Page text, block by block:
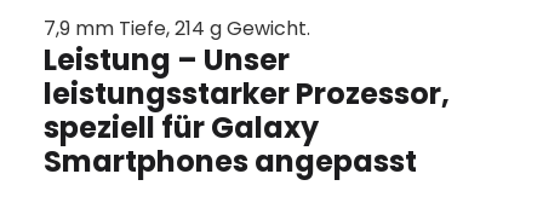
7,9 mm Tiefe, 214 g Gewicht.
Leistung – Unser
leistungsstarker Prozessor,
speziell für Galaxy
Smartphones angepasst